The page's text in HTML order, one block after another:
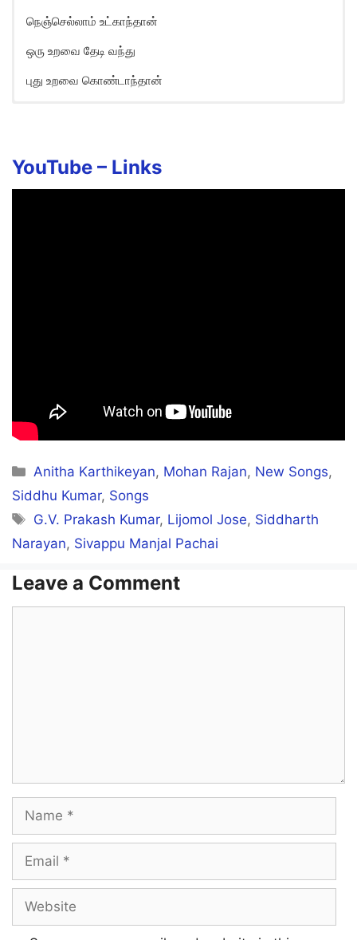
நெஞ்செல்லாம் உட்காந்தான்
ஒரு உறவை தேடி வந்து
புது உறவை கொண்டாந்தான்
Raakaachi rangamma
Raasathi mangamma
Challenge panni thaan
Vanthaanae tholla thanthaanae
Ae! kolaaru illatha
Boologam kaanatha
Venaanu solluraan
Ranveerum ranbirum
Mix aaki ketkkuraan
Ivanoda akka enna
Deepika padukone-ah
YouTube – Links
Categories
Anitha Karthikeyan, Mohan Rajan, New Songs,
Siddhu Kumar, Songs
Tags
G.V. Prakash Kumar, Lijomol Jose, Siddharth
Narayan, Sivappu Manjal Pachai
Leave a Comment